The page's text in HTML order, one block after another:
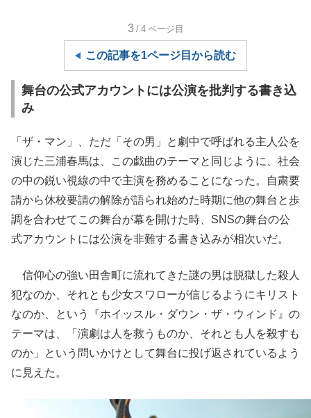
3 /4 ページ目
この記事を1ページ目から読む
舞台の公式アカウントには公演を批判する書き込
み
「ザ・マン」、ただ「その男」と劇中で呼ばれる主人公を
演じた三浦春馬は、この戯曲のテーマと同じように、社会
の中の鋭い視線の中で主演を務めることになった。自粛要
請から休校要請の解除が語られ始めた時期に他の舞台と歩
調を合わせてこの舞台が幕を開けた時、SNSの舞台の公
式アカウントには公演を非難する書き込みが相次いだ。
信仰心の強い田舎町に流れてきた謎の男は脱獄した殺人
犯なのか、それとも少女スワローが信じるようにキリスト
なのか、という『ホイッスル・ダウン・ザ・ウィンド』の
テーマは、「演劇は人を救うものか、それとも人を殺すも
のか」という問いかけとして舞台に投げ返されているよう
に見えた。